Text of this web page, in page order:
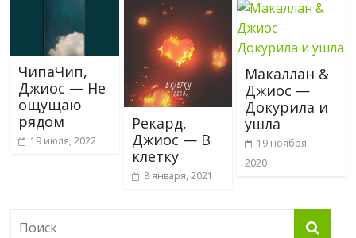
ЧипаЧип,
Джиос — Не
ощущаю
рядом
19 июля, 2022
Рекард,
Джиос — В
клетку
8 января, 2021
Макаллан &
Джиос —
Докурила и
ушла
19 ноября,
2020